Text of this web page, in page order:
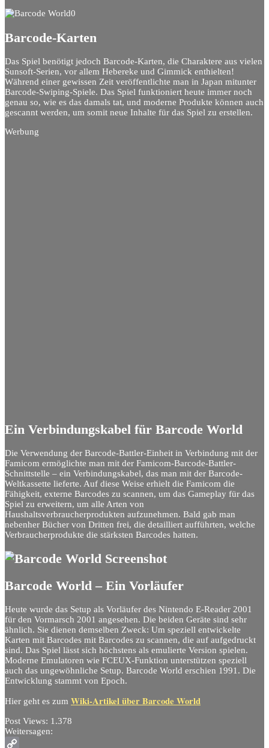
Barcode-Karten
Das Spiel benötigt jedoch Barcode-Karten, die Charaktere aus vielen
Sunsoft-Serien, vor allem Hebereke und Gimmick enthielten!
Während einer gewissen Zeit veröffentlichte man in Japan mitunter
Barcode-Swiping-Spiele. Das Spiel funktioniert heute immer noch
genau so, wie es das damals tat, und moderne Produkte können auch
gescannt werden, um somit neue Inhalte für das Spiel zu erstellen.
Werbung
Ein Verbindungskabel für Barcode World
Die Verwendung der Barcode-Battler-Einheit in Verbindung mit der
Famicom ermöglichte man mit der Famicom-Barcode-Battler-
Schnittstelle – ein Verbindungskabel, das man mit der Barcode-
Weltkassette lieferte. Auf diese Weise erhielt die Famicom die
Fähigkeit, externe Barcodes zu scannen, um das Gameplay für das
Spiel zu erweitern, um alle Arten von
Haushaltsverbraucherprodukten aufzunehmen. Bald gab man
nebenher Bücher von Dritten frei, die detailliert aufführten, welche
Verbraucherprodukte die stärksten Barcodes hatten.
Barcode World – Ein Vorläufer
Heute wurde das Setup als Vorläufer des Nintendo E-Reader 2001
für den Vormarsch 2001 angesehen. Die beiden Geräte sind sehr
ähnlich. Sie dienen demselben Zweck: Um speziell entwickelte
Karten mit Barcodes mit Barcodes zu scannen, die auf aufgedruckt
sind. Das Spiel lässt sich höchstens als emulierte Version spielen.
Moderne Emulatoren wie FCEUX-Funktion unterstützen speziell
auch das ungewöhnliche Setup. Barcode World erschien 1991. Die
Entwicklung stammt von Epoch.
Hier geht es zum Wiki-Artikel über Barcode World
Post Views: 1.378
Weitersagen: